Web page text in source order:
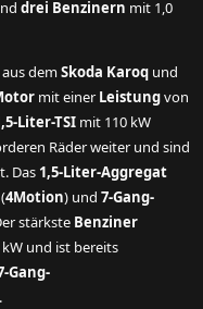
drei Benzinern mit 1,0
demSkoda Karoq und
mit einer Leistungvon
Liter-TSI mit 110 kW
Räder weiter und sind
Das 1,5-Liter-Aggregat
(4Motion) und 7-Gang-
stärkste Benziner
kW und ist bereits
Gang-